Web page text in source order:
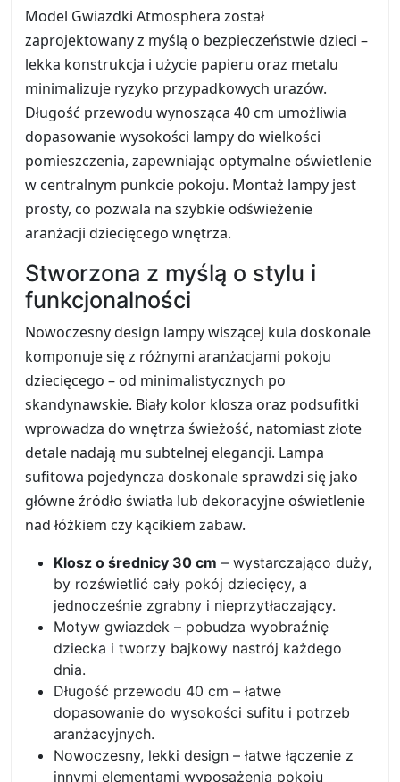
Model Gwiazdki Atmosphera został
zaprojektowany z myślą o bezpieczeństwie dzieci –
lekka konstrukcja i użycie papieru oraz metalu
minimalizuje ryzyko przypadkowych urazów.
Długość przewodu wynosząca 40 cm umożliwia
dopasowanie wysokości lampy do wielkości
pomieszczenia, zapewniając optymalne oświetlenie
w centralnym punkcie pokoju. Montaż lampy jest
prosty, co pozwala na szybkie odświeżenie
aranżacji dziecięcego wnętrza.
Stworzona z myślą o stylu i
funkcjonalności
Nowoczesny design lampy wiszącej kula doskonale
komponuje się z różnymi aranżacjami pokoju
dziecięcego – od minimalistycznych po
skandynawskie. Biały kolor klosza oraz podsufitki
wprowadza do wnętrza świeżość, natomiast złote
detale nadają mu subtelnej elegancji. Lampa
sufitowa pojedyncza doskonale sprawdzi się jako
główne źródło światła lub dekoracyjne oświetlenie
nad łóżkiem czy kącikiem zabaw.
Klosz o średnicy 30 cm – wystarczająco duży,
by rozświetlić cały pokój dziecięcy, a
jednocześnie zgrabny i nieprzytłaczający.
Motyw gwiazdek – pobudza wyobraźnię
dziecka i tworzy bajkowy nastrój każdego
dnia.
Długość przewodu 40 cm – łatwe
dopasowanie do wysokości sufitu i potrzeb
aranżacyjnych.
Nowoczesny, lekki design – łatwe łączenie z
innymi elementami wyposażenia pokoju